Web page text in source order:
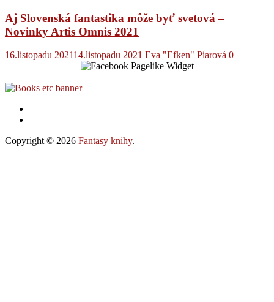
Aj Slovenská fantastika môže byť svetová –
Novinky Artis Omnis 2021
16.listopadu 202114.listopadu 2021 Eva "Efken" Piarová 0
Copyright © 2026 Fantasy knihy.